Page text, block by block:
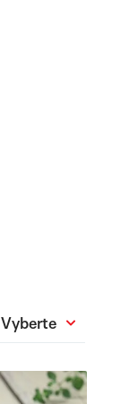
Vyberte